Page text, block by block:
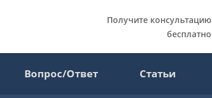
Получите консультацию
бесплатно
Вопрос/Ответ Статьи